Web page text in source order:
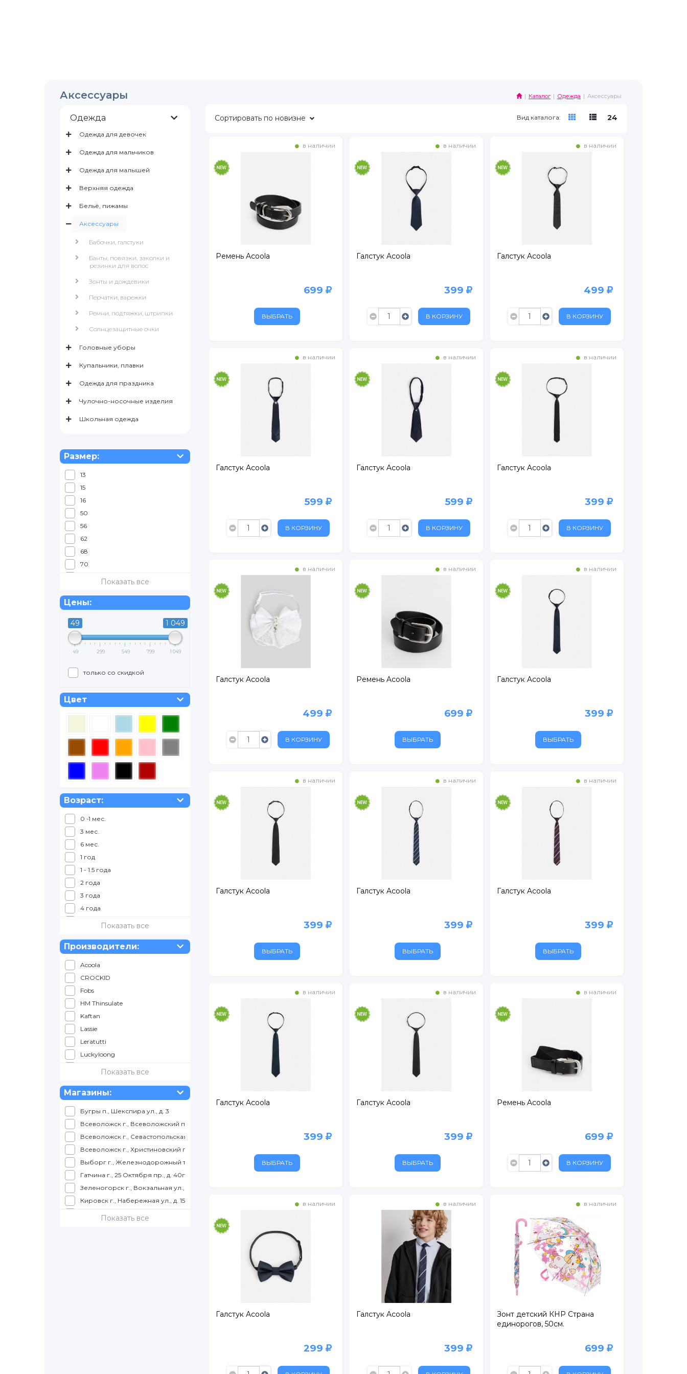
Аксессуары Каталог Одежда Аксессуары
Одежда
Одежда для девочек
Одежда для мальчиков
Одежда для малышей
Верхняя одежда
Бельё, пижамы
Аксессуары
Бабочки, галстуки
Банты, повязки, заколки и
резинки для волос
Зонты и дождевики
Перчатки, варежки
Ремни, подтяжки, штрипки
Солнцезащитные очки
Головные уборы
Купальники, плавки
Одежда для праздника
Чулочно-носочные изделия
Школьная одежда
Размер:
13
15
16
50
56
62
68
70
86
98
104
128
134
140
176
Показать все
Цены:
49 1 049
49 299 549 799 1 049
только со скидкой
Цвет
Возраст:
1 мес.
3 мес.
6 мес.
1 год
1 - 1.5 года
2 года
3 года
4 года
7 лет
Показать все
Производители:
Acoola
CROCKID
Fobs
HM Thinsulate
Kaftan
Lassie
Leratutti
Luckyloong
Lukky Fashion
OLDOS
Снежань
Показать все
Магазины:
Бугры п., Шекспира ул., д. 3
Всеволожск г., Всеволожский пр., д. 57
Всеволожск г., Севастопольская ул., д. 2, корп. 1
Всеволожск г., Христиновский пр., д. 26
Выборг г., Железнодорожный т., д. 4, ТРК КУБУС
Гатчина г., 25 Октября пр., д. 40г, корп. 1
Зеленогорск г., Вокзальная ул., д. 7, ТЦ Курортный
Кировск г., Набережная ул., д. 15, ТРК Набережный
Колпино г., Балканская дорога, д. 10, ТЦ "Красный Кирпичник"
Колпино г., Трудящихся б-р., д. 12, ТК "Ока"
Показать все
Сортировать по новизне 24
Вид каталога:
в наличии
Ремень Acoola
699
ВЫБРАТЬ
в наличии
Галстук Acoola
399
В КОРЗИНУ
в наличии
Галстук Acoola
499
В КОРЗИНУ
в наличии
Галстук Acoola
599
В КОРЗИНУ
в наличии
Галстук Acoola
599
В КОРЗИНУ
в наличии
Галстук Acoola
399
В КОРЗИНУ
в наличии
Галстук Acoola
499
В КОРЗИНУ
в наличии
Ремень Acoola
699
ВЫБРАТЬ
в наличии
Галстук Acoola
399
ВЫБРАТЬ
в наличии
Галстук Acoola
399
ВЫБРАТЬ
в наличии
Галстук Acoola
399
ВЫБРАТЬ
в наличии
Галстук Acoola
399
ВЫБРАТЬ
в наличии
Галстук Acoola
399
ВЫБРАТЬ
в наличии
Галстук Acoola
399
ВЫБРАТЬ
в наличии
Ремень Acoola
699
В КОРЗИНУ
в наличии
Галстук Acoola
299
в наличии
Галстук Acoola
399
в наличии
Зонт детский КНР Страна
единорогов, 50см.
699